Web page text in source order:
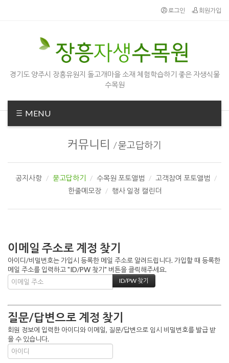
로그인 회원가입
경기도 양주시 장흥유원지 돌고개마을 소재 체험학습하기 좋은 자생식물
수목원
MENU
커뮤니티 /묻고답하기
공지사항 묻고답하기 수목원 포토앨범
고객참여 포토앨범
한줄메모장
행사 일정 캘린더
이메일 주소로 계정 찾기
아이디/비밀번호는 가입시 등록한 메일 주소로 알려드립니다. 가입할 때 등록한
메일 주소를 입력하고 "ID/PW 찾기" 버튼을 클릭해주세요.
질문/답변으로 계정 찾기
회원 정보에 입력한 아이디와 이메일, 질문/답변으로 임시 비밀번호를 발급 받
을 수 있습니다.